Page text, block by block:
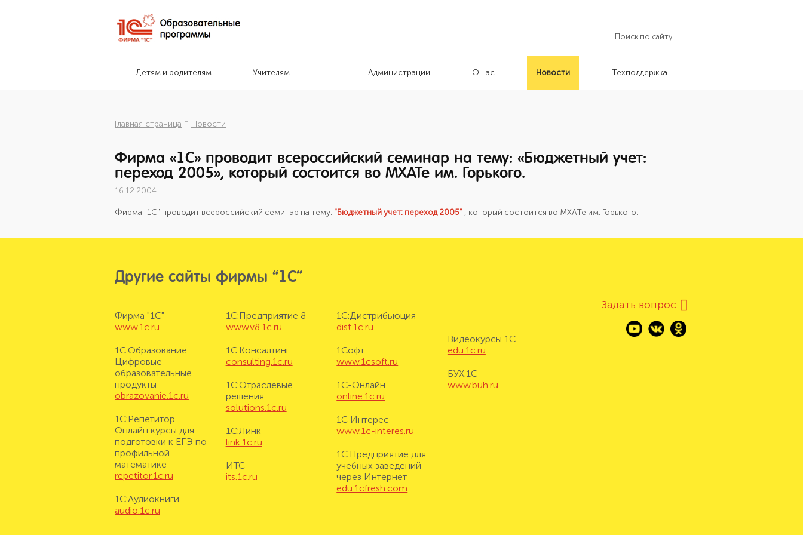
Детям и родителям Учителям Администрации О нас Новости Техподдержка
Главная страница Новости
Фирма «1С» проводит всероссийский семинар на тему: «Бюджетный учет:
переход 2005», который состоится во МХАТе им. Горького.
16.12.2004
Фирма "1С" проводит всероссийский семинар на тему: "Бюджетный учет: переход 2005" , который состоится во МХАТе им. Горького.
Другие сайты фирмы “1С”
Фирма "1С"
www.1c.ru
1С:Образование.
Цифровые
образовательные
продукты
obrazovanie.1c.ru
1С:Репетитор.
Онлайн курсы для
подготовки к ЕГЭ по
профильной
математике
repetitor.1c.ru
1С:Аудиокниги
audio.1c.ru
1С:Предприятие 8
www.v8.1c.ru
1С:Консалтинг
consulting.1c.ru
1С:Отраслевые
решения
solutions.1c.ru
1С:Линк
link.1c.ru
ИТС
its.1c.ru
1С:Дистрибьюция
dist.1c.ru
1Софт
www.1csoft.ru
1С-Онлайн
online.1c.ru
1С Интерес
www.1c-interes.ru
1С:Предприятие для
учебных заведений
через Интернет
edu.1cfresh.com
Видеокурсы 1С
edu.1c.ru
БУХ.1С
www.buh.ru
Задать вопрос